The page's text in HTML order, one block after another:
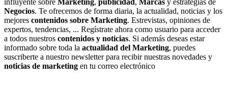
influyente sobre Marketing, publicidad , Marcas y estrategias de
Negocios. Te ofrecemos de forma diaria, la actualidad, noticias y los
mejores contenidos sobre Marketing. Estrevistas, opiniones de
expertos, tendencias, ... Regístrate ahora como usuario para acceder
a todos nuestros contenidos y noticias. Si además deseas estar
informado sobre toda la actualidad del Marketing, puedes
suscriberte a nuestro newsletter para recibir nuestras novedades y
noticias de marketing en tu correo electrónico